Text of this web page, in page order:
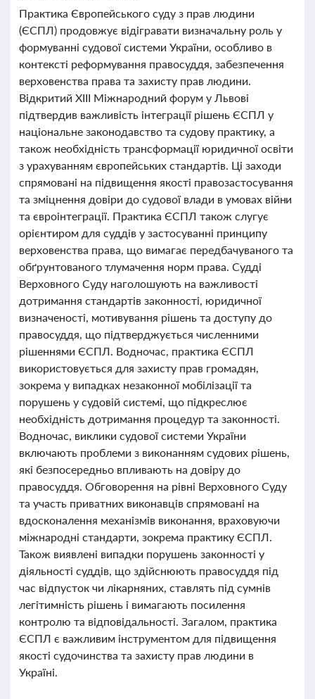
Практика Європейського суду з прав людини
(ЄСПЛ) продовжує відігравати визначальну роль у
формуванні судової системи України, особливо в
контексті реформування правосуддя, забезпечення
верховенства права та захисту прав людини.
Відкритий XIII Міжнародний форум у Львові
підтвердив важливість інтеграції рішень ЄСПЛ у
національне законодавство та судову практику, а
також необхідність трансформації юридичної освіти
з урахуванням європейських стандартів. Ці заходи
спрямовані на підвищення якості правозастосування
та зміцнення довіри до судової влади в умовах війни
та євроінтеграції. Практика ЄСПЛ також слугує
орієнтиром для суддів у застосуванні принципу
верховенства права, що вимагає передбачуваного та
обґрунтованого тлумачення норм права. Судді
Верховного Суду наголошують на важливості
дотримання стандартів законності, юридичної
визначеності, мотивування рішень та доступу до
правосуддя, що підтверджується численними
рішеннями ЄСПЛ. Водночас, практика ЄСПЛ
використовується для захисту прав громадян,
зокрема у випадках незаконної мобілізації та
порушень у судовій системі, що підкреслює
необхідність дотримання процедур та законності.
Водночас, виклики судової системи України
включають проблеми з виконанням судових рішень,
які безпосередньо впливають на довіру до
правосуддя. Обговорення на рівні Верховного Суду
та участь приватних виконавців спрямовані на
вдосконалення механізмів виконання, враховуючи
міжнародні стандарти, зокрема практику ЄСПЛ.
Також виявлені випадки порушень законності у
діяльності суддів, що здійснюють правосуддя під
час відпусток чи лікарняних, ставлять під сумнів
легітимність рішень і вимагають посилення
контролю та відповідальності. Загалом, практика
ЄСПЛ є важливим інструментом для підвищення
якості судочинства та захисту прав людини в
Україні.